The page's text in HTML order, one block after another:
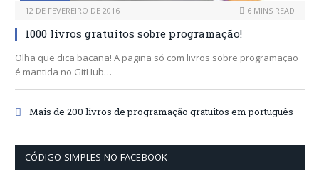
12 DE FEVEREIRO DE 2016 6 MINS READ
1000 livros gratuitos sobre programação!
Olha que dica bacana! A pagina só com livros sobre programação
é mantida no GitHub…
Mais de 200 livros de programação gratuitos em português
CÓDIGO SIMPLES NO FACEBOOK